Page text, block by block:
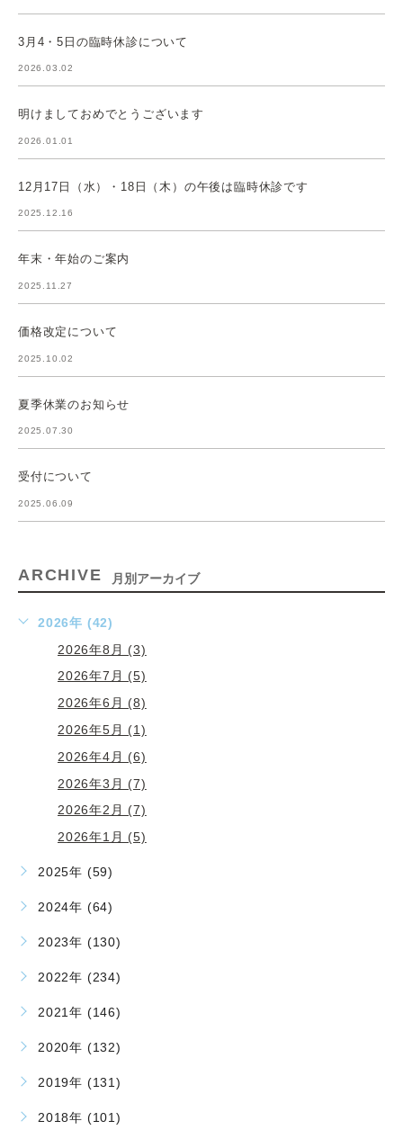
3月4・5日の臨時休診について
2026.03.02
明けましておめでとうございます
2026.01.01
12月17日（水）・18日（木）の午後は臨時休診です
2025.12.16
年末・年始のご案内
2025.11.27
価格改定について
2025.10.02
夏季休業のお知らせ
2025.07.30
受付について
2025.06.09
ARCHIVE 月別アーカイブ
2026年 (42)
2026年8月 (3)
2026年7月 (5)
2026年6月 (8)
2026年5月 (1)
2026年4月 (6)
2026年3月 (7)
2026年2月 (7)
2026年1月 (5)
2025年 (59)
2024年 (64)
2023年 (130)
2022年 (234)
2021年 (146)
2020年 (132)
2019年 (131)
2018年 (101)